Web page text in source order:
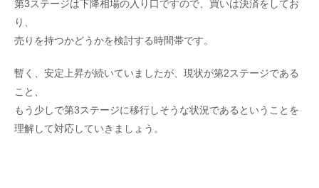
第3ステージは下降相場の入り口ですので、買いは決済をしてお
り、
売りを持つかどうかを検討する時間帯です。
暫く、安定上昇が続いていましたが、現状が第2ステージである
こと、
もう少しで第3ステージに移行しそうな状況であるということを
理解して対応していきましょう。